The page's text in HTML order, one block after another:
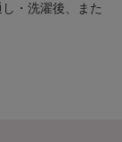
・洗濯後、また